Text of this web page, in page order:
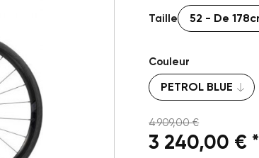
Taille
Couleur
4 909,00 €
3 240,00 € *